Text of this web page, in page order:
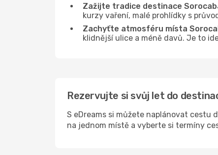
Zažijte tradice destinace
kurzy vaření, malé prohlídky s
Zachyťte atmosféru místa
klidnější ulice a méně davů. Je to
Rezervujte si svůj let do
S eDreams si můžete naplánovat cestu
na jednom místě a vyberte si termíny